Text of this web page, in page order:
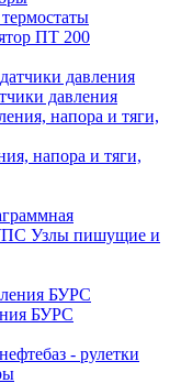
ПТ 200
давления
напора и тяги,
Узлы пишущие и
БУРС